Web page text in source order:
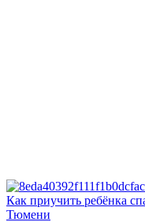
Как приучить ребёнка
Тюмени